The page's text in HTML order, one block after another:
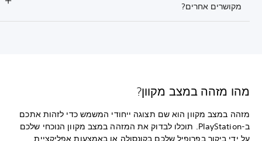
מקושרים אחרים?
מהו מזהה במצב מקוון?
מזהה במצב מקוון הוא שם תצוגה ייחודי המשמש כדי לזהות אתכם
ב-PlayStation. תוכלו לבדוק את המזהה במצב מקוון הנוכחי שלכם
על ידי ביקור בפרופיל שלכם בקונסולה או באמצעות אפליקציית